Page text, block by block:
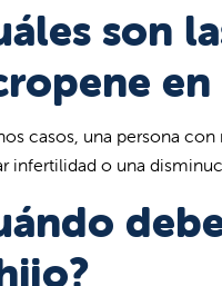
son
casos, una persona
infertilidad o una